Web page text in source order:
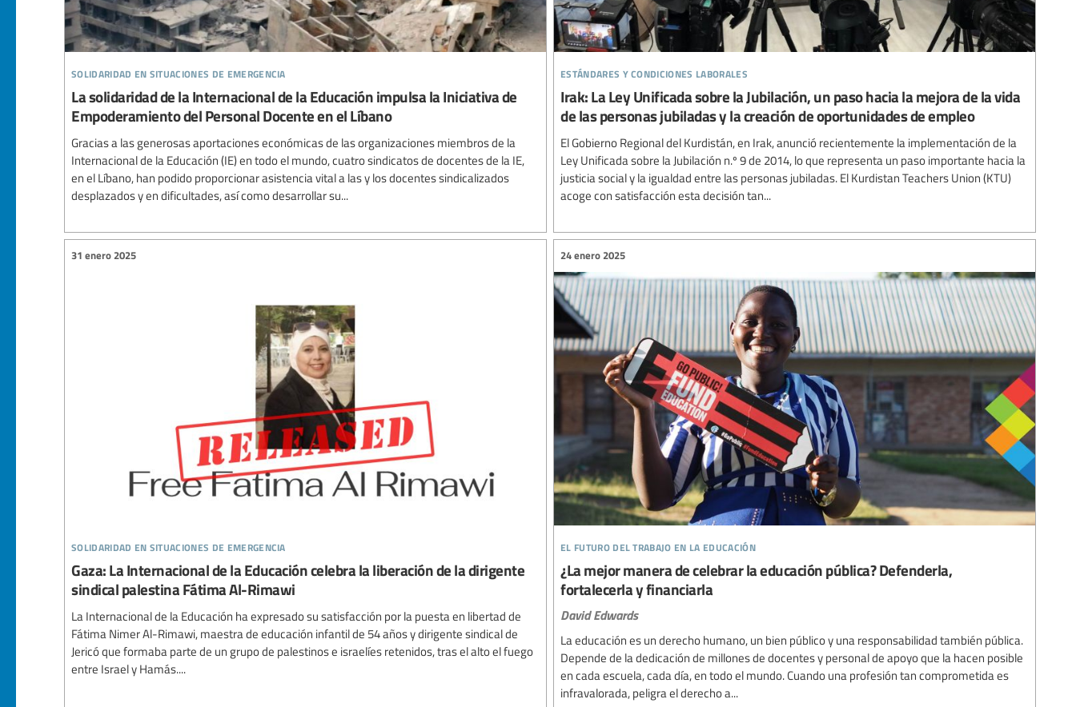
solidaridad en situaciones de emergencia
La solidaridad de la Internacional de la Educación impulsa la Iniciativa de
Empoderamiento del Personal Docente en el Líbano
Gracias a las generosas aportaciones económicas de las organizaciones miembros de la
Internacional de la Educación (IE) en todo el mundo, cuatro sindicatos de docentes de la IE,
en el Líbano, han podido proporcionar asistencia vital a las y los docentes sindicalizados
desplazados y en dificultades, así como desarrollar su...
estándares y condiciones laborales
Irak: La Ley Unificada sobre la Jubilación, un paso hacia la mejora de la vida
de las personas jubiladas y la creación de oportunidades de empleo
El Gobierno Regional del Kurdistán, en Irak, anunció recientemente la implementación de la
Ley Unificada sobre la Jubilación n.º 9 de 2014, lo que representa un paso importante hacia la
justicia social y la igualdad entre las personas jubiladas. El Kurdistan Teachers Union (KTU)
acoge con satisfacción esta decisión tan...
solidaridad en situaciones de emergencia
31 enero 2025
Gaza: La Internacional de la Educación celebra la liberación de la dirigente
sindical palestina Fátima Al-Rimawi
La Internacional de la Educación ha expresado su satisfacción por la puesta en libertad de
Fátima Nimer Al-Rimawi, maestra de educación infantil de 54 años y dirigente sindical de
Jericó que formaba parte de un grupo de palestinos e israelíes retenidos, tras el alto el fuego
entre Israel y Hamás....
el futuro del trabajo en la educación
24 enero 2025
¿La mejor manera de celebrar la educación pública? Defenderla,
fortalecerla y financiarla
David Edwards
La educación es un derecho humano, un bien público y una responsabilidad también pública.
Depende de la dedicación de millones de docentes y personal de apoyo que la hacen posible
en cada escuela, cada día, en todo el mundo. Cuando una profesión tan comprometida es
infravalorada, peligra el derecho a...